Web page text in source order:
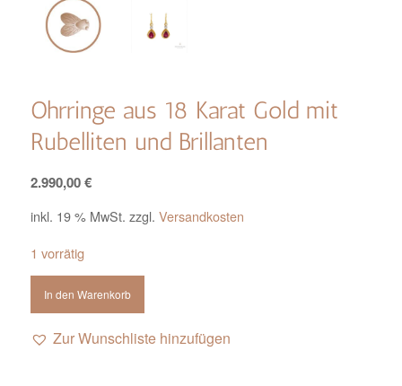
Ohrringe aus 18 Karat Gold mit
Rubelliten und Brillanten
2.990,00€
inkl. 19 % MwSt. zzgl. Versandkosten
1 vorrätig
In den Warenkorb
Zur Wunschliste hinzufügen